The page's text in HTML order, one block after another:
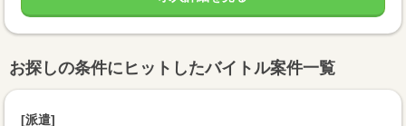
お探しの条件にヒットしたバイトル案件一覧
[派遣]